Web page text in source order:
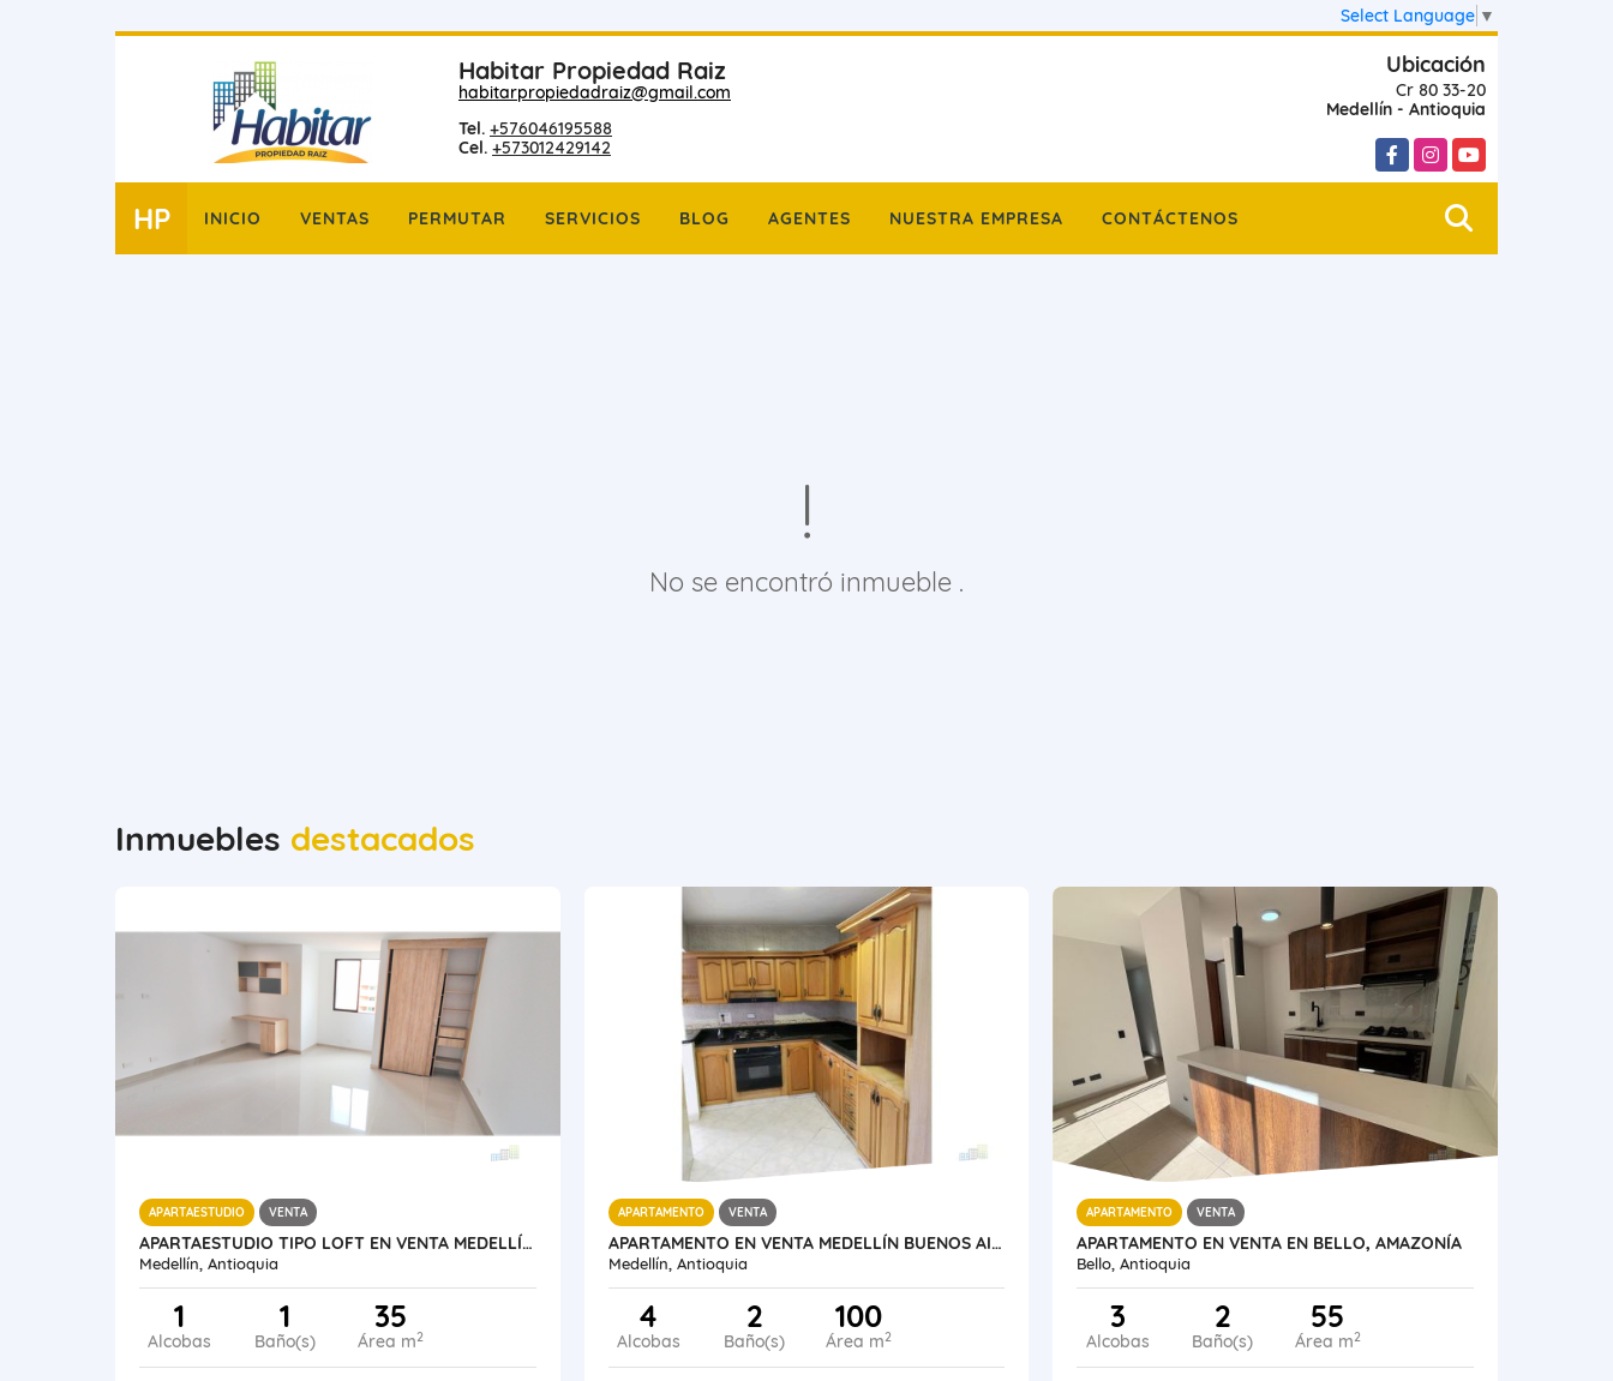
Select Language ▼
Habitar Propiedad Raiz
habitarpropiedadraiz@gmail.com
Tel. +576046195588
Cel. +573012429142
Ubicación
Cr 80 33-20
Medellín - Antioquia
FacebookInstagram
YouTube
HP INICIO VENTAS PERMUTAR SERVICIOS BLOG AGENTES NUESTRA EMPRESA CONTÁCTENOS
No se encontró inmueble .
Inmuebles destacados
APARTAESTUDIO VENTA
APARTAESTUDIO TIPO LOFT EN VENTA MEDELLÍN LAURELES SANTA TERESITA
Medellín, Antioquia
1
Alcobas
1
Baño(s)
35
Área m2
APARTAMENTO VENTA
APARTAMENTO EN VENTA MEDELLÍN BUENOS AIRES
Medellín, Antioquia
4
Alcobas
2
Baño(s)
100
Área m2
APARTAMENTO VENTA
APARTAMENTO EN VENTA EN BELLO, AMAZONÍA
Bello, Antioquia
3
Alcobas
2
Baño(s)
55
Área m2